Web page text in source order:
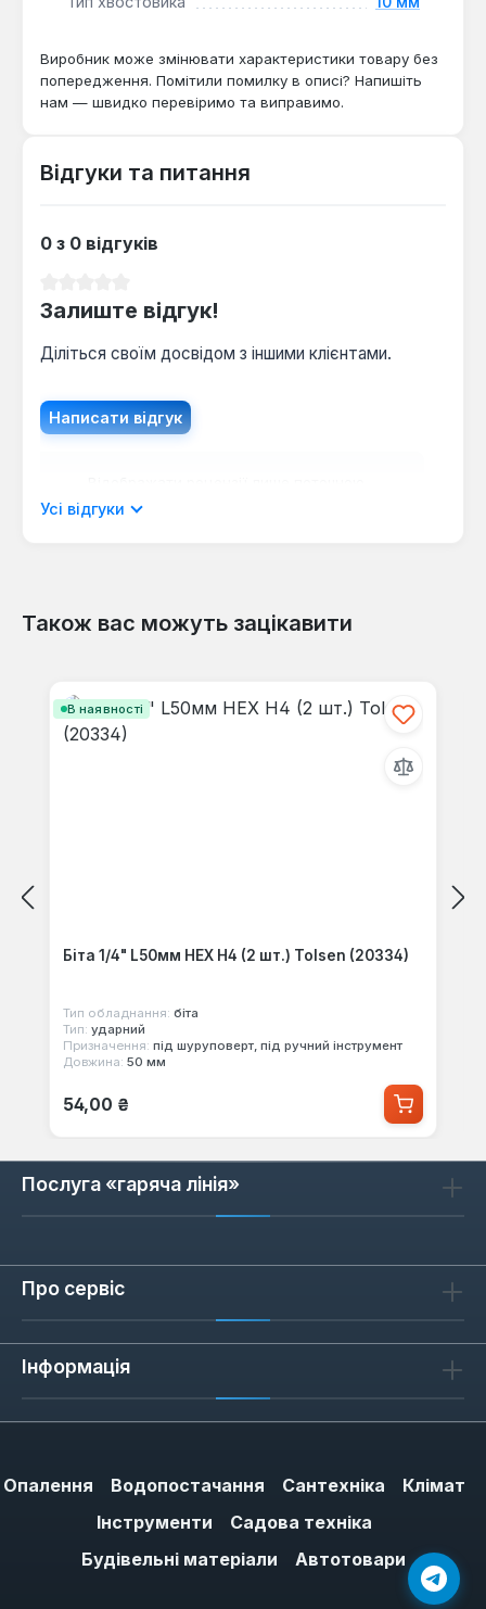
Виробник може змінювати характеристики товару без
попередження. Помітили помилку в описі? Напишіть
нам — швидко перевіримо та виправимо.
Відгуки та питання
0 з 0 відгуків
Залиште відгук!
Діліться своїм досвідом з іншими клієнтами.
Написати відгук
мовою.
Відгуків не знайдено. Поділіться
Усі відгуки
Також вас можуть зацікавити
В наявності
Біта 1/4" L50мм HEX Н4 (2 шт.) Tolsen (20334)
Тип обладнання: біта
Тип: ударний
Призначення: під шуруповерт, під ручний інструмент
Довжина: 50 мм
Звичайна ціна:
54,00 ₴
Послуга «гаряча лінія»
Про сервіс
Інформація
Опалення Водопостачання Сантехніка
Клімат
Інструменти
Садова техніка
Будівельні матеріали
Автотовари